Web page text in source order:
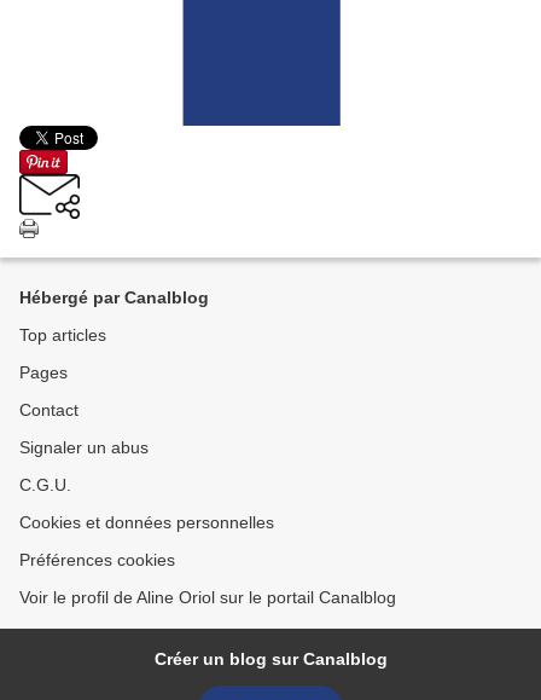
Hébergé par Canalblog
Top articles
Pages
Contact
Signaler un abus
C.G.U.
Cookies et données personnelles
Préférences cookies
Voir le profil de Aline Oriol sur le portail Canalblog
Créer un blog sur Canalblog